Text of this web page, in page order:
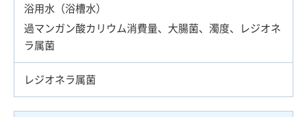
浴用水（浴槽水）
過マンガン酸カリウム消費量、大腸菌、濁度、レジオネ
ラ属菌
レジオネラ属菌